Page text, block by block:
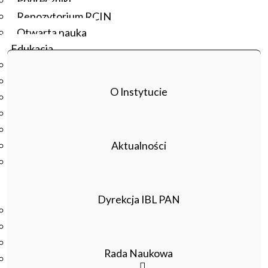
Repozytorium RCIN
Otwarta nauka
Edukacja
Olimpiada Literatury i Języka Polskiego
O Instytucie
Aktualności
Dyrekcja IBL PAN
Rada Naukowa
Pobierz protokół z wyboru ofert